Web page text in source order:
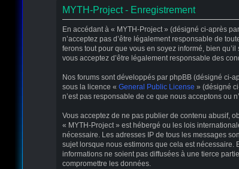
MYTH-Project - Enregistrement
En accédant à « MYTH-Project » (désigné ci-après
n’acceptez pas d’être légalement responsable de
ferons tout pour que vous en soyez informé, bien
vous acceptez d’être légalement responsable des
Nos forums sont développés par phpBB (désigné ci-
sous la licence « General Public License » (désigné
n’est pas responsable de ce que nous acceptons ou
Vous acceptez de ne pas publier de contenu abusif,
« MYTH-Project » est hébergé ou les lois
nécessaire. Les adresses IP de tous les messages
sujet lorsque nous estimons que cela est nécessaire.
informations ne soient pas diffusées à une tierce
compromettre les données.